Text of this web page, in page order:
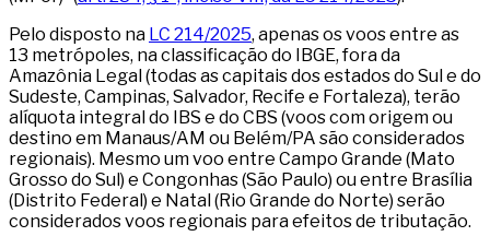
Pelo disposto na LC 214/2025, apenas os voos entre as
13 metrópoles, na classificação do IBGE, fora da
Amazônia Legal (todas as capitais dos estados do Sul e do
Sudeste, Campinas, Salvador, Recife e Fortaleza), terão
alíquota integral do IBS e do CBS (voos com origem ou
destino em Manaus/AM ou Belém/PA são considerados
regionais). Mesmo um voo entre Campo Grande (Mato
Grosso do Sul) e Congonhas (São Paulo) ou entre Brasília
(Distrito Federal) e Natal (Rio Grande do Norte) serão
considerados voos regionais para efeitos de tributação.